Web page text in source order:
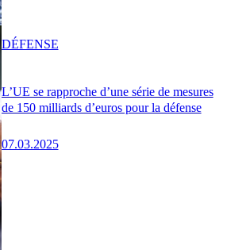
L’UE se rapproche d’une série de mesures
de 150 milliards d’euros pour la défense
07.03.2025
DÉFENSE